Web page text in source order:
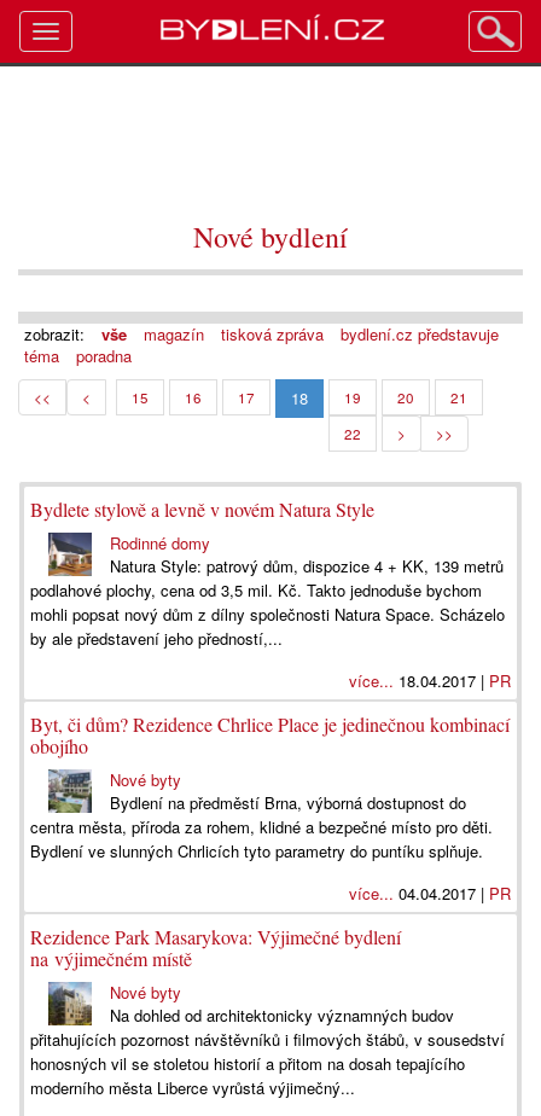
Nové bydlení
zobrazit: vše magazín tisková zpráva
bydlení.cz představuje
téma
poradna
<< < 15 16 17 18 19 20
21
22
> >>
Bydlete stylově a levně v novém Natura Style
Rodinné domy
Natura Style: patrový dům, dispozice 4 + KK, 139 metrů
podlahové plochy, cena od 3,5 mil. Kč. Takto jednoduše bychom
mohli popsat nový dům z dílny společnosti Natura Space. Scházelo
by ale představení jeho předností,...
více... 18.04.2017 | PR
Byt, či dům? Rezidence Chrlice Place je jedinečnou kombinací
obojího
Nové byty
Bydlení na předměstí Brna, výborná dostupnost do
centra města, příroda za rohem, klidné a bezpečné místo pro děti.
Bydlení ve slunných Chrlicích tyto parametry do puntíku splňuje.
více... 04.04.2017 | PR
Rezidence Park Masarykova: Výjimečné bydlení
na výjimečném místě
Nové byty
Na dohled od architektonicky významných budov
přitahujících pozornost návštěvníků i filmových štábů, v sousedství
honosných vil se stoletou historií a přitom na dosah tepajícího
moderního města Liberce vyrůstá výjimečný...
Toggle
navigation